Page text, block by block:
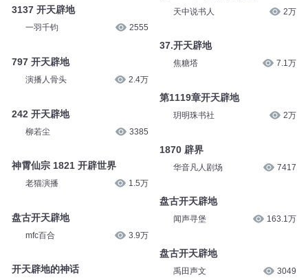
3137 开天辟地
一羽千钧 2555
797 开天辟地
演播人骨头 2.4万
242 开天辟地
柳若尘 3385
神霄仙宗 1821 开辟世界
老猫演播 1.5万
盘古开天辟地
mfc百合 3.9万
开天辟地的神话
天中说书人 2万
37.开天辟地
焦糖塔 7.1万
第1119章开天辟地
玥明珠书社 2万
1870 辟界
华音凡人剧场 7417
盘古开天辟地
闻声寻堡 163.1万
盘古开天辟地
禹田声文 3049